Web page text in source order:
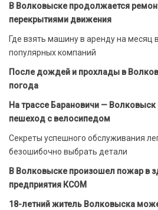
В Волковыске продолжается
перекрытиями движения
Где взять машину в аренду на месяц
популярных компаний
После дождей и прохлады в
погода
На трассе Барановичи —
пешеход с велосипедом
Секреты успешного обслуживания
безошибочно выбрать детали
В Волковыске произошел пожар в
предприятия КСОМ
18-летний житель Волковыска